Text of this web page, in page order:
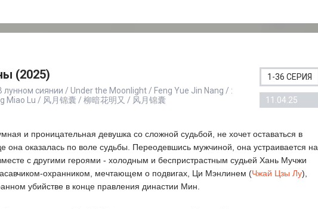
(2025)
сиянии / Under the Moonlight / Feng Yue Jin Nang / :
Miao Lu / 风月锦囊 / 柳暗花明又 / 风月锦囊
1-36 СЕРИЯ
11.04.25
и проницательная девушка со сложной судьбой, не хочет оставаться в
она оказалась по воле судьбы. Переодевшись мужчиной, она устраивается на
с другими героями - холодным и беспристрастным судьей Хань Мучжи
охранником, мечтающем о подвигах, Ци Мэнлинем (Чжай Цзы Лу),
убийстве в конце правления династии Мин.